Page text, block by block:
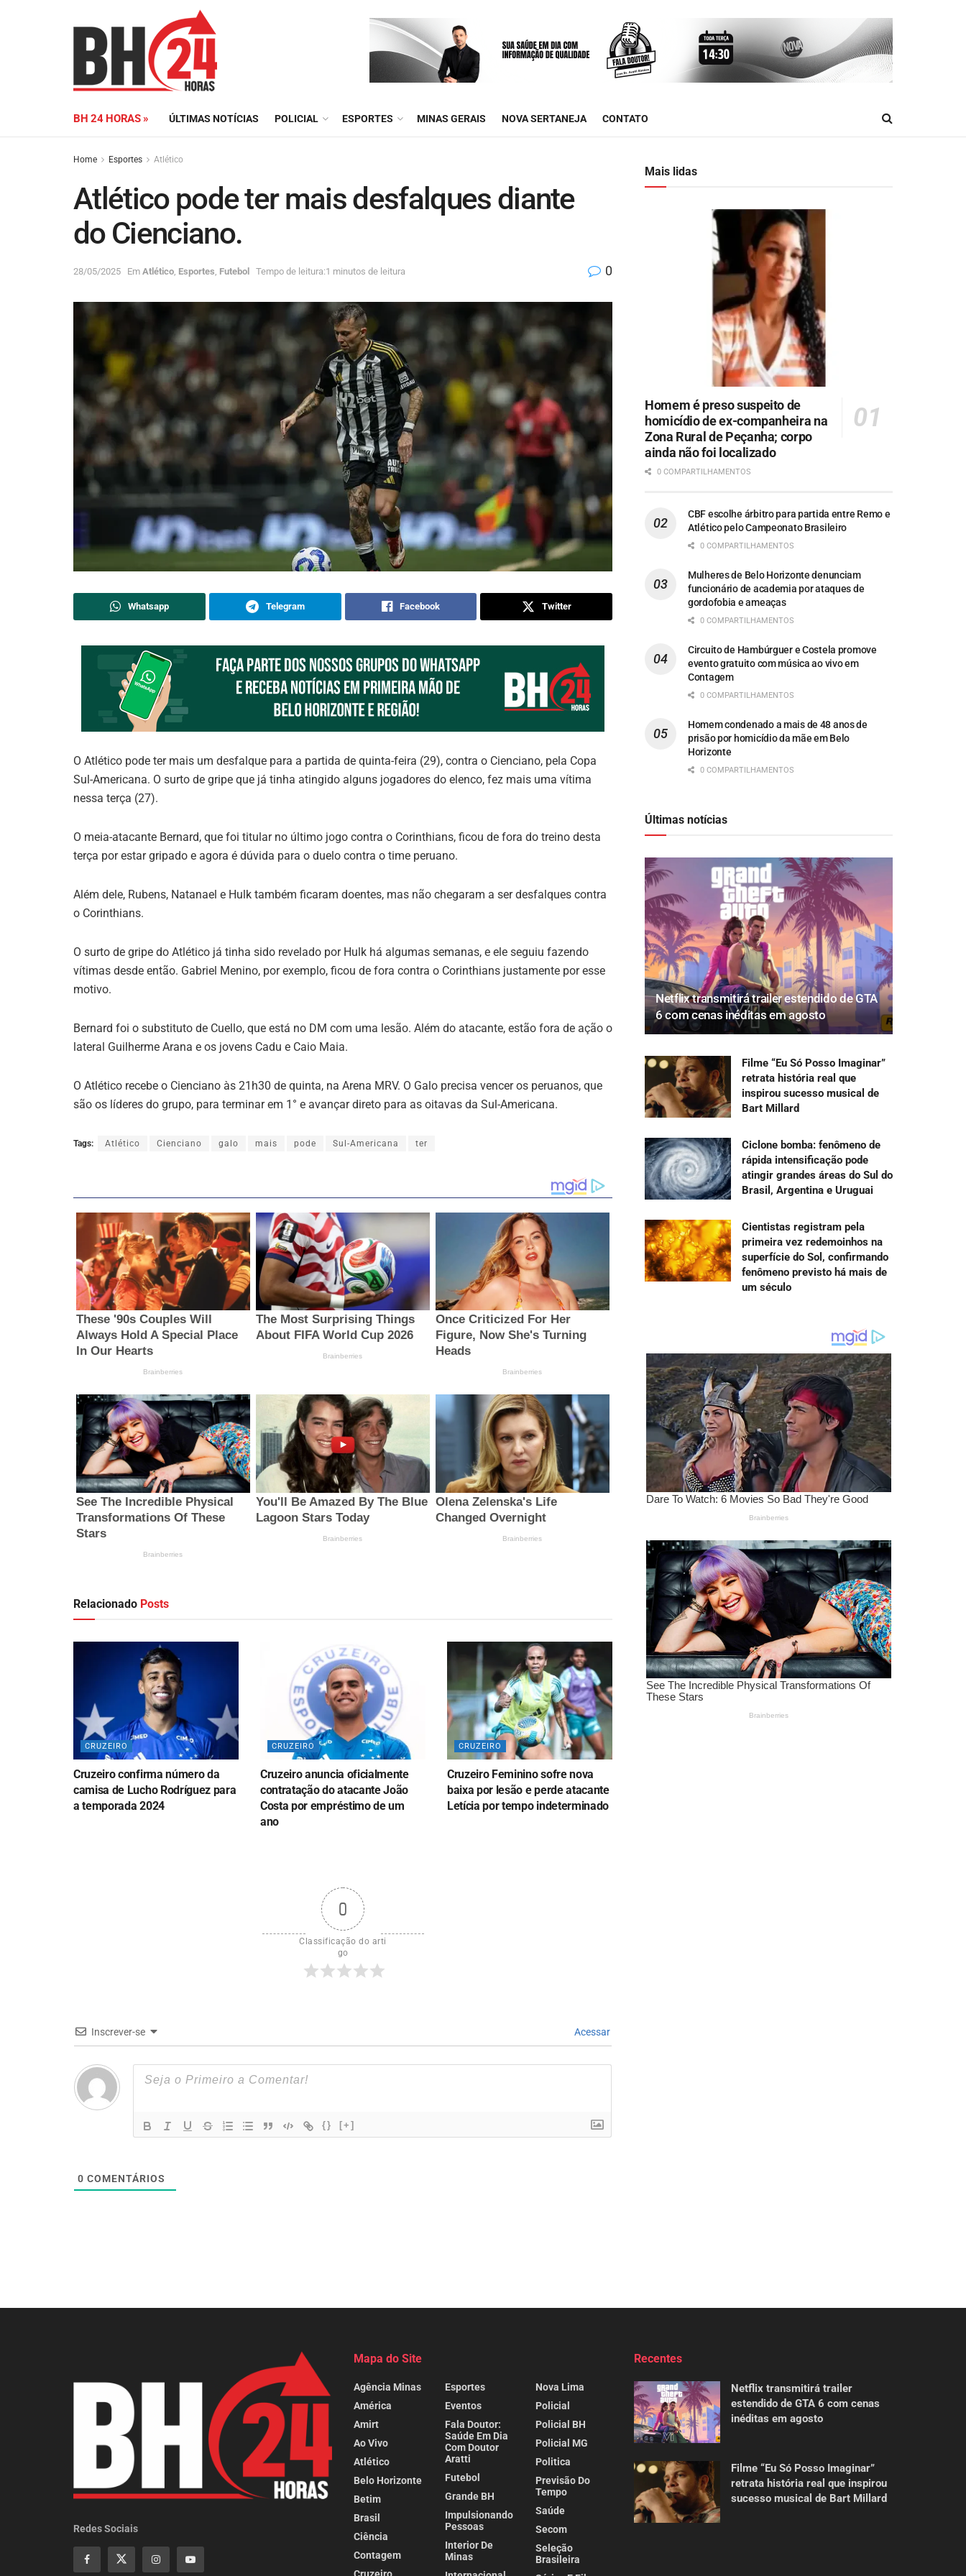
BH 24 HORAS » ÚLTIMAS NOTÍCIAS POLICIAL ESPORTES MINAS GERAIS NOVA SERTANEJA CONTATO
Home Esportes Atlético
Atlético pode ter mais desfalques diante
do Cienciano.
28/05/2025 Em Atlético Esportes Futebol Tempo de leitura:1 minutos de leitura 0
Whatsapp Telegram Facebook Twitter
O Atlético pode ter mais um desfalque para a partida de quinta-feira (29), contra o Cienciano, pela Copa
Sul-Americana. O surto de gripe que já tinha atingido alguns jogadores do elenco, fez mais uma vítima
nessa terça (27).
O meia-atacante Bernard, que foi titular no último jogo contra o Corinthians, ficou de fora do treino desta
terça por estar gripado e agora é dúvida para o duelo contra o time peruano.
Além dele, Rubens, Natanael e Hulk também ficaram doentes, mas não chegaram a ser desfalques contra
o Corinthians.
O surto de gripe do Atlético já tinha sido revelado por Hulk há algumas semanas, e ele seguiu fazendo
vítimas desde então. Gabriel Menino, por exemplo, ficou de fora contra o Corinthians justamente por esse
motivo.
Bernard foi o substituto de Cuello, que está no DM com uma lesão. Além do atacante, estão fora de ação o
lateral Guilherme Arana e os jovens Cadu e Caio Maia.
O Atlético recebe o Cienciano às 21h30 de quinta, na Arena MRV. O Galo precisa vencer os peruanos, que
são os líderes do grupo, para terminar em 1° e avançar direto para as oitavas da Sul-Americana.
Tags: Atlético Cienciano galo mais pode Sul-Americana ter
Relacionado Posts
CRUZEIRO
Cruzeiro confirma número da
camisa de Lucho Rodríguez para
a temporada 2024
CRUZEIRO
Cruzeiro anuncia oficialmente
contratação do atacante João
Costa por empréstimo de um
ano
CRUZEIRO
Cruzeiro Feminino sofre nova
baixa por lesão e perde atacante
Letícia por tempo indeterminado
0
Classificação do arti
go
Inscrever-se Acessar
{} [+]
0 COMENTÁRIOS
Mais lidas
Homem é preso suspeito de
homicídio de ex-companheira na
Zona Rural de Peçanha; corpo
ainda não foi localizado
0 COMPARTILHAMENTOS
CBF escolhe árbitro para partida entre Remo e
Atlético pelo Campeonato Brasileiro
0 COMPARTILHAMENTOS
Mulheres de Belo Horizonte denunciam
funcionário de academia por ataques de
gordofobia e ameaças
0 COMPARTILHAMENTOS
Circuito de Hambúrguer e Costela promove
evento gratuito com música ao vivo em
Contagem
0 COMPARTILHAMENTOS
Homem condenado a mais de 48 anos de
prisão por homicídio da mãe em Belo
Horizonte
0 COMPARTILHAMENTOS
Últimas notícias
Netflix transmitirá trailer estendido de GTA
6 com cenas inéditas em agosto
Filme “Eu Só Posso Imaginar”
retrata história real que
inspirou sucesso musical de
Bart Millard
Ciclone bomba: fenômeno de
rápida intensificação pode
atingir grandes áreas do Sul do
Brasil, Argentina e Uruguai
Cientistas registram pela
primeira vez redemoinhos na
superfície do Sol, confirmando
fenômeno previsto há mais de
um século
Redes Sociais
Mapa do Site
Agência Minas
América
Amirt
Ao Vivo
Atlético
Belo Horizonte
Betim
Brasil
Ciência
Contagem
Esportes
Eventos
Fala Doutor:
Saúde Em Dia
Com Doutor
Aratti
Futebol
Grande BH
Impulsionando
Pessoas
Interior De
Minas
Nova Lima
Policial
Policial BH
Policial MG
Politica
Previsão Do
Tempo
Saúde
Secom
Seleção
Brasileira
Recentes
Netflix transmitirá trailer
estendido de GTA 6 com cenas
inéditas em agosto
Filme “Eu Só Posso Imaginar”
retrata história real que inspirou
sucesso musical de Bart Millard